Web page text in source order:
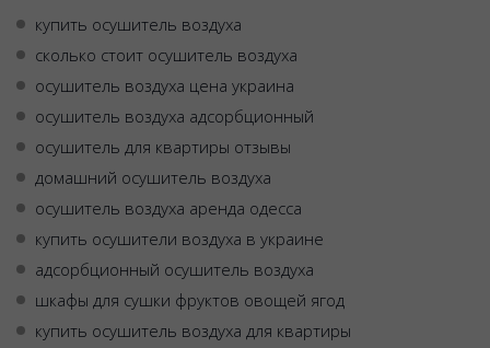
купить осушитель воздуха
сколько стоит осушитель воздуха
осушитель воздуха цена украина
осушитель воздуха адсорбционный
осушитель для квартиры отзывы
домашний осушитель воздуха
осушитель воздуха аренда одесса
купить осушители воздуха в украине
адсорбционный осушитель воздуха
шкафы для сушки фруктов овощей ягод
купить осушитель воздуха для квартиры